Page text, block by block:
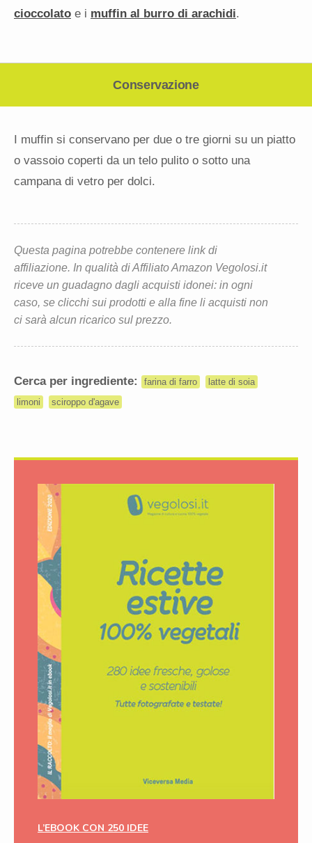
cioccolato e i muffin al burro di arachidi.
Conservazione
I muffin si conservano per due o tre giorni su un piatto
o vassoio coperti da un telo pulito o sotto una
campana di vetro per dolci.
Questa pagina potrebbe contenere link di
affiliazione. In qualità di Affiliato Amazon Vegolosi.it
riceve un guadagno dagli acquisti idonei: in ogni
caso, se clicchi sui prodotti e alla fine li acquisti non
ci sarà alcun ricarico sul prezzo.
Cerca per ingrediente: farina di farro
latte di soia
limoni
sciroppo d'agave
L’EBOOK CON 250 IDEE